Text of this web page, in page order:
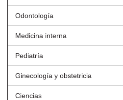
Odontología
Medicina interna
Pediatría
Ginecología y obstetricia
Ciencias